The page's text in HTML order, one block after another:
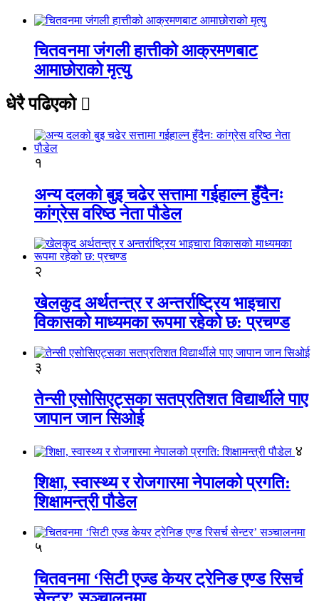
चितवनमा जंगली हात्तीको आक्रमणबाट
आमाछोराको मृत्यु
धेरै पढिएको
१
अन्य दलको बुइ चढेर सत्तामा गईहाल्न हुँदैनः
कांग्रेस वरिष्ठ नेता पौडेल
२
खेलकुद अर्थतन्त्र र अन्तर्राष्ट्रिय भाइचारा
विकासको माध्यमका रूपमा रहेको छ: प्रचण्ड
३
तेन्सी एसोसिएट्सका सतप्रतिशत विद्यार्थीले पाए
जापान जान सिओई
४
शिक्षा, स्वास्थ्य र रोजगारमा नेपालको प्रगति:
शिक्षामन्त्री पौडेल
५
चितवनमा ‘सिटी एज्ड केयर ट्रेनिङ एण्ड रिसर्च